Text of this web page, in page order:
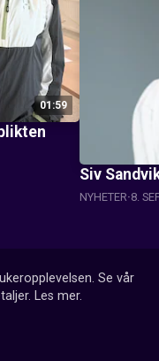
01:59
Siv
NYHETER 8.
Se vår
Les mer.